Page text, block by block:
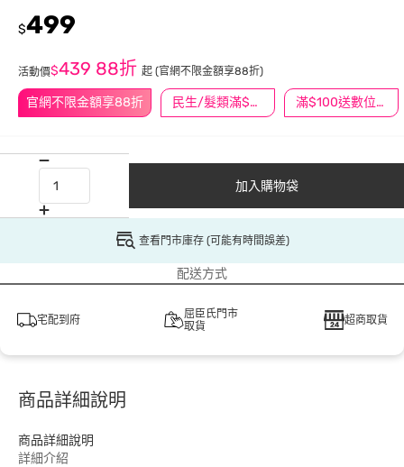
官網不限金額享88折 民生/髮類滿$388送舒潔冰巾 滿$100送數位印花
$499
活動價$439 88折 起 (官網不限金額享88折)
加入購物袋
查看門市庫存 (可能有時間誤差)
配送方式
宅配到府
屈臣氏門市
取貨
超商取貨
商品詳細說明
商品詳細說明
詳細介紹